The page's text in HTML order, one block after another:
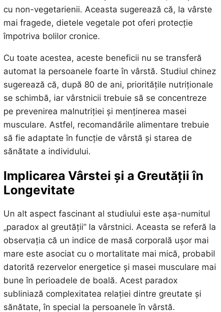
cu non-vegetarienii. Aceasta sugerează că, la vârste
mai fragede, dietele vegetale pot oferi protecție
împotriva bolilor cronice.
Cu toate acestea, aceste beneficii nu se transferă
automat la persoanele foarte în vârstă. Studiul chinez
sugerează că, după 80 de ani, prioritățile nutriționale
se schimbă, iar vârstnicii trebuie să se concentreze
pe prevenirea malnutriției și menținerea masei
musculare. Astfel, recomandările alimentare trebuie
să fie adaptate în funcție de vârstă și starea de
sănătate a individului.
Implicarea Vârstei și a Greutății în
Longevitate
Un alt aspect fascinant al studiului este așa-numitul
„paradox al greutății” la vârstnici. Aceasta se referă la
observația că un indice de masă corporală ușor mai
mare este asociat cu o mortalitate mai mică, probabil
datorită rezervelor energetice și masei musculare mai
bune în perioadele de boală. Acest paradox
subliniază complexitatea relației dintre greutate și
sănătate, în special la persoanele în vârstă.